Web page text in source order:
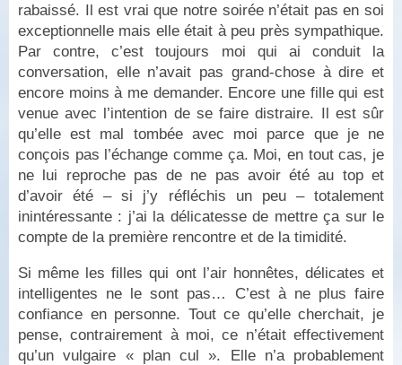
rabaissé. Il est vrai que notre soirée n’était pas en soi
exceptionnelle mais elle était à peu près sympathique.
Par contre, c’est toujours moi qui ai conduit la
conversation, elle n’avait pas grand-chose à dire et
encore moins à me demander. Encore une fille qui est
venue avec l’intention de se faire distraire. Il est sûr
qu’elle est mal tombée avec moi parce que je ne
conçois pas l’échange comme ça. Moi, en tout cas, je
ne lui reproche pas de ne pas avoir été au top et
d’avoir été – si j’y réfléchis un peu – totalement
inintéressante : j’ai la délicatesse de mettre ça sur le
compte de la première rencontre et de la timidité.
Si même les filles qui ont l’air honnêtes, délicates et
intelligentes ne le sont pas… C’est à ne plus faire
confiance en personne. Tout ce qu’elle cherchait, je
pense, contrairement à moi, ce n’était effectivement
qu’un vulgaire « plan cul ». Elle n’a probablement